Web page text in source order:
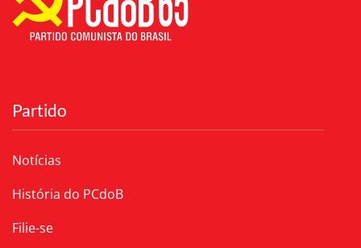
Partido
Notícias
História do PCdoB
Filie-se